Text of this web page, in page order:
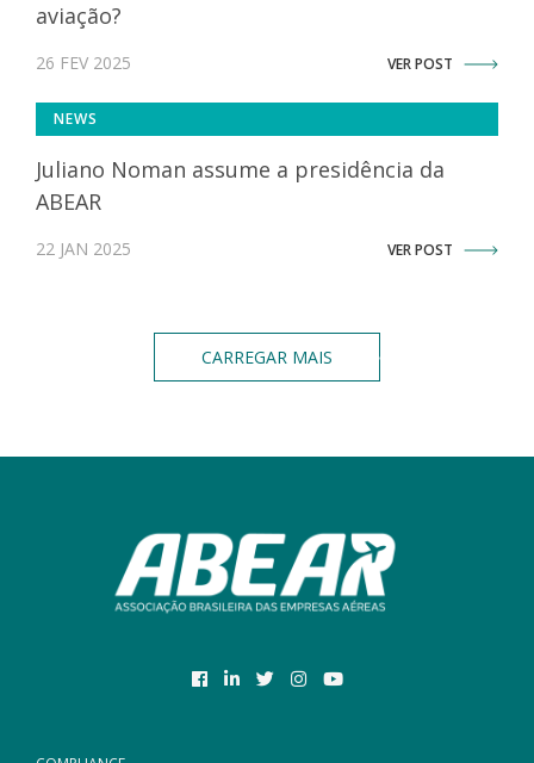
aviação?
26 FEV 2025 VER POST
NEWS
Juliano Noman assume a presidência da
ABEAR
22 JAN 2025 VER POST
CARREGAR MAIS